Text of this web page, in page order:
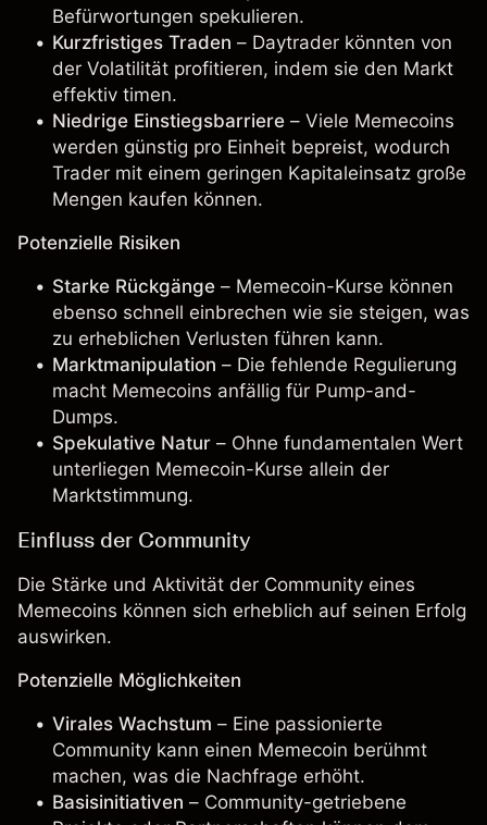
Befürwortungen spekulieren.
Kurzfristiges Traden – Daytrader könnten von
der Volatilität profitieren, indem sie den Markt
effektiv timen.
Niedrige Einstiegsbarriere – Viele Memecoins
werden günstig pro Einheit bepreist, wodurch
Trader mit einem geringen Kapitaleinsatz große
Mengen kaufen können.
Potenzielle Risiken
Starke Rückgänge – Memecoin-Kurse können
ebenso schnell einbrechen wie sie steigen, was
zu erheblichen Verlusten führen kann.
Marktmanipulation – Die fehlende Regulierung
macht Memecoins anfällig für Pump-and-
Dumps.
Spekulative Natur – Ohne fundamentalen Wert
unterliegen Memecoin-Kurse allein der
Marktstimmung.
Einfluss der Community
Die Stärke und Aktivität der Community eines
Memecoins können sich erheblich auf seinen Erfolg
auswirken.
Potenzielle Möglichkeiten
Virales Wachstum – Eine passionierte
Community kann einen Memecoin berühmt
machen, was die Nachfrage erhöht.
Basisinitiativen – Community-getriebene